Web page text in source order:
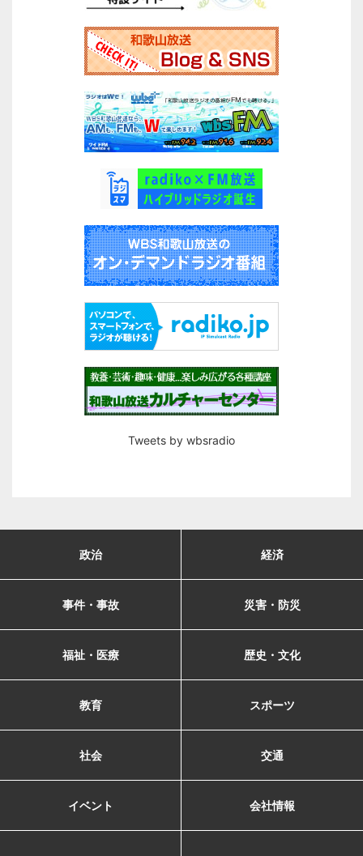
Tweets by wbsradio
政治 経済
事件・事故 災害・防災
福祉・医療 歴史・文化
教育 スポーツ
社会 交通
イベント 会社情報